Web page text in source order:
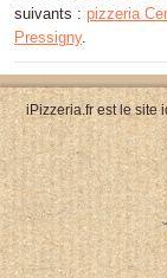
suivants : pizzeria
Pressigny.
iPizzeria.fr est le site